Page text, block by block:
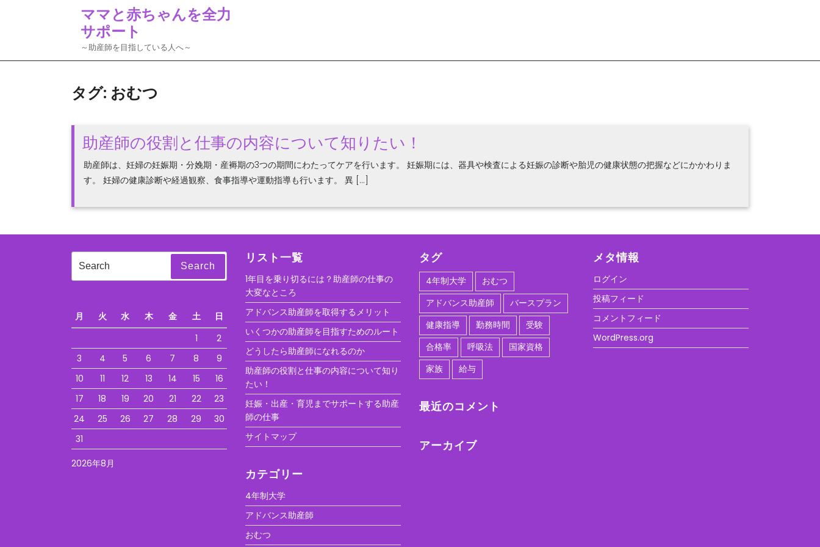
ママと赤ちゃんを全力
サポート
～助産師を目指している人へ～
タグ: おむつ
助産師の役割と仕事の内容について知りたい！
助産師は、妊婦の妊娠期・分娩期・産褥期の3つの期間にわたってケアを行います。 妊娠期には、器具や検査による妊娠の診断や胎児の健康状態の把握などにかかわりま
す。 妊婦の健康診断や経過観察、食事指導や運動指導も行います。 異 […]
for:
Search
2026年8月
月 火 水 木 金 土
日
1
2
3
4 5 6 7 8
9
10
11 12 13 14 15
16
17
18 19 20 21 22
23
24
25 26 27 28 29
30
31
リスト一覧
1年目を乗り切るには？助産師の仕事の
大変なところ
アドバンス助産師を取得するメリット
いくつかの助産師を目指すためのルート
どうしたら助産師になれるのか
助産師の役割と仕事の内容について知り
たい！
妊娠・出産・育児までサポートする助産
師の仕事
サイトマップ
カテゴリー
4年制大学
アドバンス助産師
おむつ
タグ
4年制大学
おむつ
アドバンス助産師
バースプラン
健康指導
勤務時間
受験
合格率
呼吸法
国家資格
家族
給与
最近のコメント
アーカイブ
メタ情報
ログイン
投稿フィード
コメントフィード
WordPress.org